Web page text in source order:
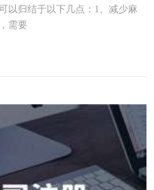
以归结于以下几点：1、减少麻
需要